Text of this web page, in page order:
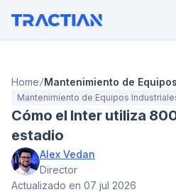
Home Mantenimiento de
Mantenimiento de Equipos
Cómo el Inter utiliza
estadio
Alex Vedan
Director
Actualizado en 07 jul 2026